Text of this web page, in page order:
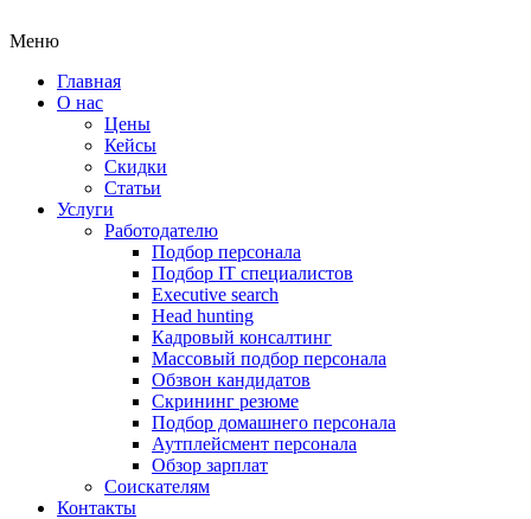
Меню
Главная
О нас
Цены
Кейсы
Скидки
Статьи
Услуги
Работодателю
Подбор персонала
Подбор IT специалистов
Еxecutive search
Head hunting
Кадровый консалтинг
Массовый подбор персонала
Обзвон кандидатов
Скрининг резюме
Подбор домашнего персонала
Аутплейсмент персонала
Обзор зарплат
Соискателям
Контакты